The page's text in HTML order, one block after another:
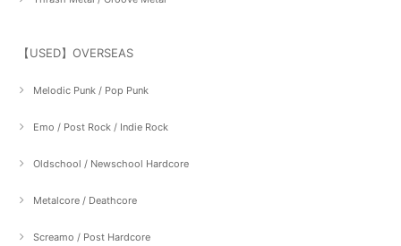
【USED】OVERSEAS
Melodic Punk / Pop Punk
Emo / Post Rock / Indie Rock
Oldschool / Newschool Hardcore
Metalcore / Deathcore
Screamo / Post Hardcore